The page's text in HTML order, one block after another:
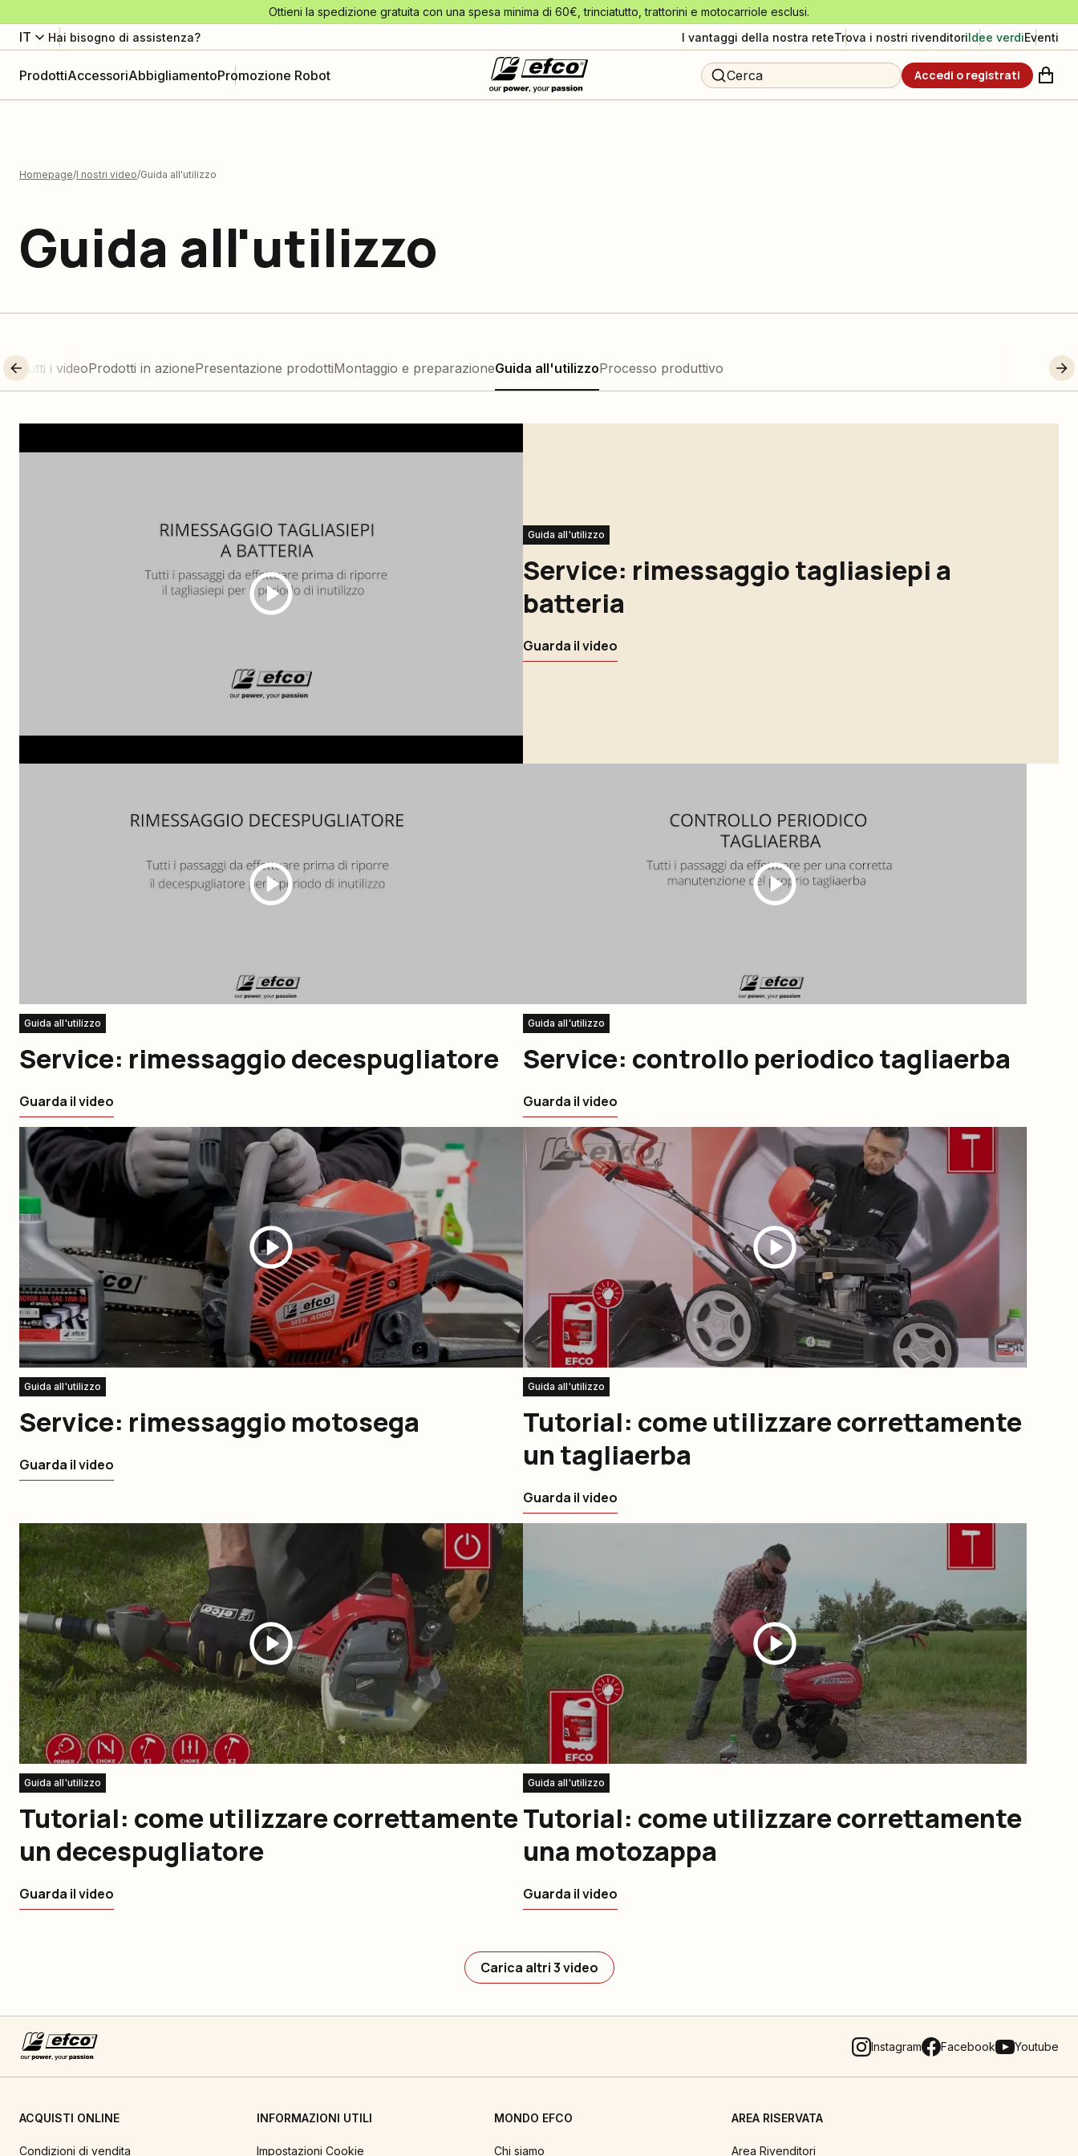
Ottieni la spedizione gratuita con una spesa minima di 60€, trinciatutto, trattorini e motocarriole esclusi.
IT Hai bisogno di assistenza? I vantaggi della nostra reteTrova i nostri rivenditoriIdee verdiEventi
ProdottiAccessoriAbbigliamentoPromozione Robot Cerca Accedi o registrati
Homepage I nostri video Guida all'utilizzo
Guida all'utilizzo
Tutti i videoProdotti in azionePresentazione prodottiMontaggio e preparazioneGuida all'utilizzoProcesso produttivo
Guida all'utilizzo
Service: rimessaggio tagliasiepi a
batteria
Guarda il video
Guida all'utilizzo
Service: rimessaggio decespugliatore
Guarda il video
Guida all'utilizzo
Service: controllo periodico tagliaerba
Guarda il video
Guida all'utilizzo
Service: rimessaggio motosega
Guarda il video
Guida all'utilizzo
Tutorial: come utilizzare correttamente
un tagliaerba
Guarda il video
Guida all'utilizzo
Tutorial: come utilizzare correttamente
un decespugliatore
Guarda il video
Guida all'utilizzo
Tutorial: come utilizzare correttamente
una motozappa
Guarda il video
Carica altri 3 video
Instagram Facebook Youtube
ACQUISTI ONLINE
Condizioni di vendita
INFORMAZIONI UTILI
Impostazioni Cookie
MONDO EFCO
Chi siamo
AREA RISERVATA
Area Rivenditori